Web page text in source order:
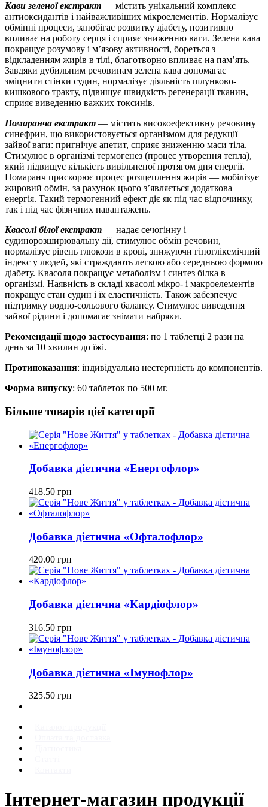
Кави зеленої екстракт — містить унікальний комплекс
антиоксидантів і найважливіших мікроелементів. Нормалізує
обмінні процеси, запобігає розвитку діабету, позитивно
впливає на роботу серця і сприяє зниженню ваги. Зелена кава
покращує розумову і м’язову активності, бореться з
відкладенням жирів в тілі, благотворно впливає на пам’ять.
Завдяки дубильним речовинам зелена кава допомагає
зміцнити стінки судин, нормалізує діяльність шлунково-
кишкового тракту, підвищує швидкість регенерації тканин,
сприяє виведенню важких токсинів.
Помаранча екстракт — містить високоефективну речовину
синефрин, що використовується організмом для редукції
зайвої ваги: пригнічує апетит, сприяє зниженню маси тіла.
Стимулює в організмі термогенез (процес утворення тепла),
який підвищує кількість вивільненої протягом дня енергії.
Помаранч прискорює процес розщеплення жирів — мобілізує
жировий обмін, за рахунок цього з’являється додаткова
енергія. Такий термогенний ефект діє як під час відпочинку,
так і під час фізичних навантажень.
Квасолі білої екстракт — надає сечогінну і
судинорозширювальну дії, стимулює обмін речовин,
нормалізує рівень глюкози в крові, знижуючи гіпоглікемічний
індекс у людей, які страждають легкою або середньою формою
діабету. Квасоля покращує метаболізм і синтез білка в
організмі. Наявність в складі квасолі мікро- і макроелементів
покращує стан судин і їх еластичність. Також забезпечує
підтримку водно-сольового балансу. Стимулює виведення
зайвої рідини і допомагає знімати набряки.
Рекомендації щодо застосування: по 1 таблетці 2 рази на
день за 10 хвилин до їжі.
Протипоказання: індивідуальна нестерпність до компонентів.
Форма випуску: 60 таблеток по 500 мг.
Більше товарів цієї категорії
Добавка дієтична «Енергофлор»
418.50 грн
Добавка дієтична «Офталофлор»
420.00 грн
Добавка дієтична «Кардіофлор»
316.50 грн
Добавка дієтична «Імунофлор»
325.50 грн
Інтернет-магазин продукції